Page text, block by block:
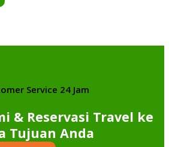
Service 24 Jam
& Reservasi Travel ke
Tujuan Anda